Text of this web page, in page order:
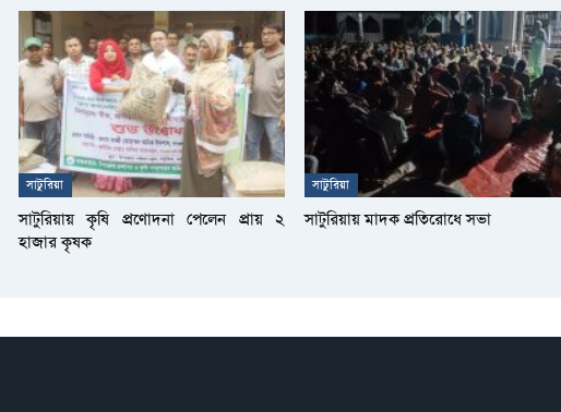
সাটুরিয়া
সাটুরিয়ায় কৃষি প্রণোদনা পেলেন প্রায় ২
হাজার কৃষক
সাটুরিয়া
সাটুরিয়ায় মাদক প্রতিরোধে সভা